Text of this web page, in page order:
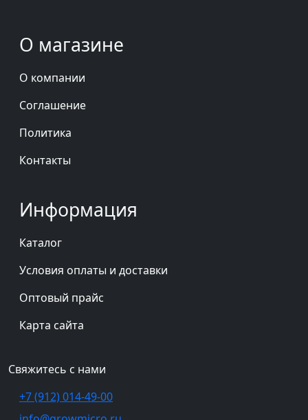
О магазине
О компании
Соглашение
Политика
Контакты
Информация
Каталог
Условия оплаты и доставки
Оптовый прайс
Карта сайта
Свяжитесь с нами
+7 (912) 014-49-00